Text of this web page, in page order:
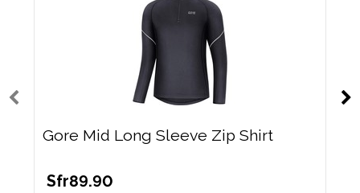
Gore Mid Long Sleeve Zip Shirt
Sfr89.90